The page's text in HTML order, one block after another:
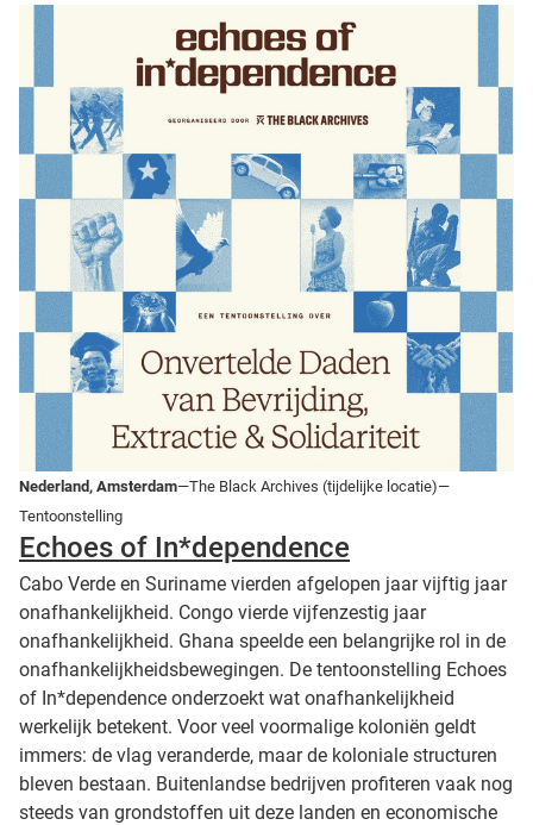
Nederland, Amsterdam—The Black Archives (tijdelijke locatie)—
Tentoonstelling
Echoes of In*dependence
Cabo Verde en Suriname vierden afgelopen jaar vijftig jaar
onafhankelijkheid. Congo vierde vijfenzestig jaar
onafhankelijkheid. Ghana speelde een belangrijke rol in de
onafhankelijkheidsbewegingen. De tentoonstelling Echoes
of In*dependence onderzoekt wat onafhankelijkheid
werkelijk betekent. Voor veel voormalige koloniën geldt
immers: de vlag veranderde, maar de koloniale structuren
bleven bestaan. Buitenlandse bedrijven profiteren vaak nog
steeds van grondstoffen uit deze landen en economische